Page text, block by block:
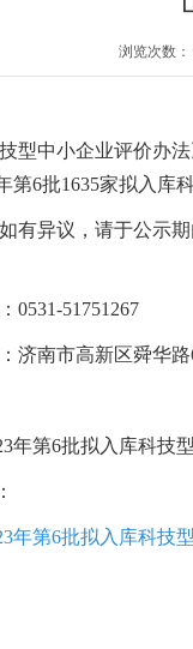
浏览次数：
型中小企业评价办
第6批1635家拟入库
有异议，请于公示
0531-51751267
济南市高新区舜华路
年第6批拟入库科技
年第6批拟入库科技